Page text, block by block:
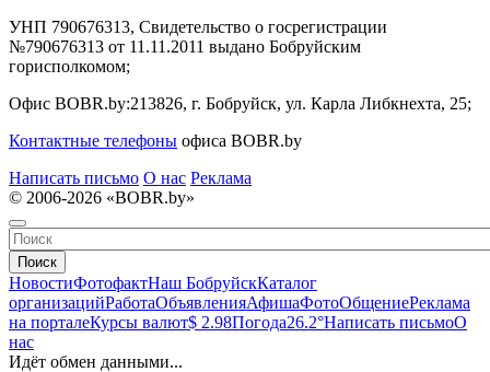
УНП 790676313, Свидетельство о госрегистрации
№790676313 от 11.11.2011 выдано Бобруйским
горисполкомом;
Офис BOBR.by:213826, г. Бобруйск, ул. Карла Либкнехта, 25;
Контактные телефоны офиса BOBR.by
Написать письмо О нас Реклама
© 2006-2026 «BOBR.by»
Поиск
НовостиФотофактНаш БобруйскКаталог
организацийРаботаОбъявленияАфишаФотоОбщениеРеклама
на порталеКурсы валют$ 2.98Погода26.2°Написать письмоО
нас
Идёт обмен данными...